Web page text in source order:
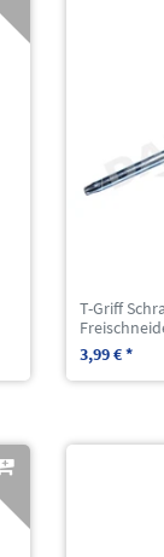
T-Griff
3,99 € *